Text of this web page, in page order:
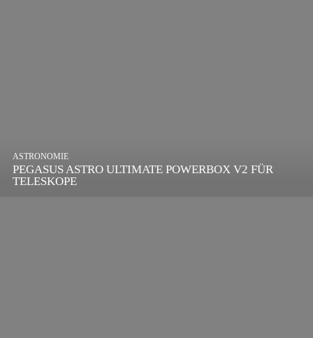
PEGASUS ASTRO ULTIMATE POWERBOX V2 FÜR
TELESKOPE
ASTRONOMIE